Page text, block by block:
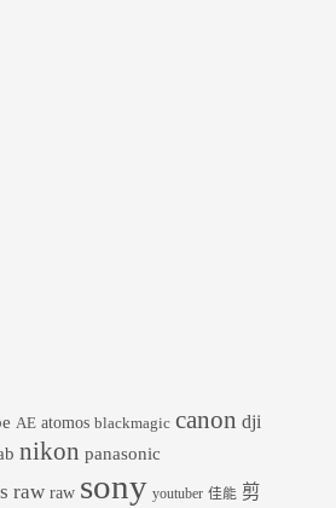
AE atomos blackmagic canon dji
nikon panasonic
raw raw sony youtuber 佳能 剪